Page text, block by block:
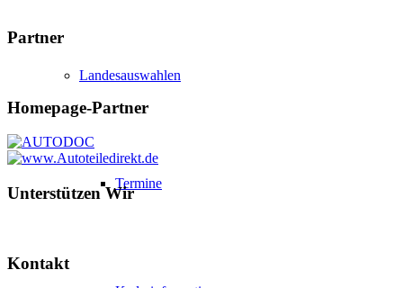
Landesauswahlen
Termine
Partner
Homepage-Partner
Unterstützen Wir
Kontakt